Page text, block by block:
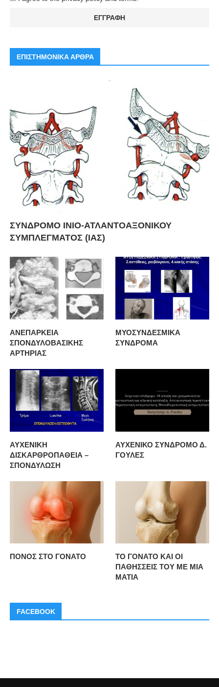
ΕΠΙΣΤΗΜΟΝΙΚΑ ΑΡΘΡΑ
ΣΥΝΔΡΟΜΟ ΙΝΙΟ-ΑΤΛΑΝΤΟΑΞΟΝΙΚΟΥ
ΣΥΜΠΛΕΓΜΑΤΟΣ (ΙΑΣ)
ΑΝΕΠΑΡΚΕΙΑ
ΣΠΟΝΔΥΛΟΒΑΣΙΚΗΣ
ΑΡΤΗΡΙΑΣ
ΜΥΟΣΥΝΔΕΣΜΙΚΑ
ΣΥΝΔΡΟΜΑ
ΑΥΧΕΝΙΚΗ
ΔΙΣΚΑΡΘΡΟΠΑΘΕΙΑ –
ΣΠΟΝΔΥΛΩΣΗ
ΑΥΧΕΝΙΚΟ ΣΥΝΔΡΟΜΟ Δ.
ΓΟΥΛΕΣ
ΠΟΝΟΣ ΣΤΟ ΓΟΝΑΤΟ
ΤΟ ΓΟΝΑΤΟ ΚΑΙ ΟΙ
ΠΑΘΗΣΣΕΙΣ ΤΟΥ ΜΕ ΜΙΑ
ΜΑΤΙΑ
FACEBOOK